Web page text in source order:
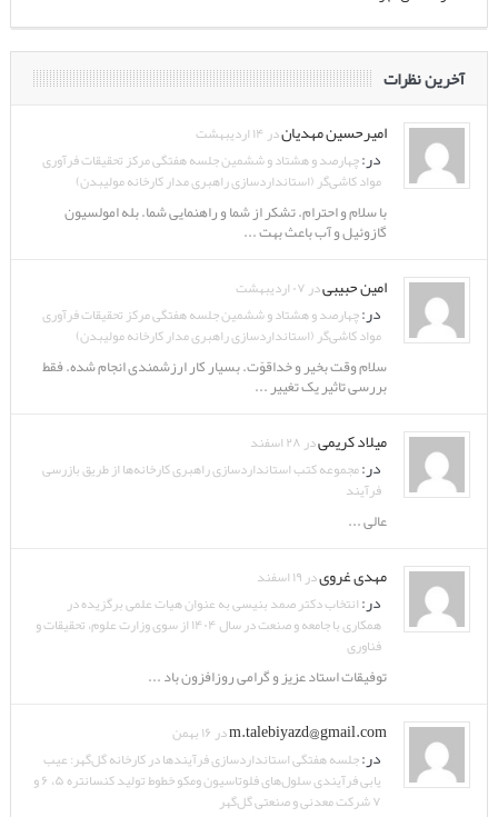
آخرین نظرات
امیرحسین مهدیاندر ۱۴ اردیبهشت
در:چهارصد و هشتاد و ششمین جلسه هفتگی مرکز تحقیقات فرآوری
مواد کاشی‌گر (استانداردسازی راهبری مدار کارخانه مولیبدن)
با سلام و احترام. تشکر از شما و راهنمایی شما. بله امولسیون
گازوئیل و آب باعث بهت ...
امین حبیبیدر ۰۷ اردیبهشت
در:چهارصد و هشتاد و ششمین جلسه هفتگی مرکز تحقیقات فرآوری
مواد کاشی‌گر (استانداردسازی راهبری مدار کارخانه مولیبدن)
سلام وقت بخیر و خداقوّت. بسیار کار ارزشمندی انجام شده. فقط
بررسی تاثیر یک تغییر ...
میلاد کریمیدر ۲۸ اسفند
در:مجموعه کتب استانداردسازی راهبری کارخانه‌ها از طریق بازرسی
فرآیند
عالی ...
مهدی غرویدر ۱۹ اسفند
در:انتخاب دکتر صمد بنیسی به عنوان هیات علمی برگزیده در
همکاری با جامعه و صنعت در سال ۱۴۰۴ از سوی وزارت علوم، تحقیقات و
فناوری
توفیقات استاد عزیز و گرامی روزافزون باد ...
m.talebiyazd@gmail.comدر ۱۶ بهمن
در:جلسه هفتگی استانداردسازی فرآیندها در کارخانه گل‌گهر: عیب
یابی فرآیندی سلول‌های فلوتاسیون ومکو خطوط تولید کنسانتره ۵، ۶ و
۷ شرکت معدنی و صنعتی گل‌گهر